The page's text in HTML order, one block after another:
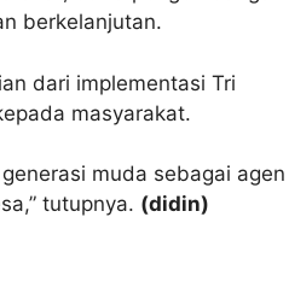
berkelanjutan.
dari implementasi Tri
masyarakat.
muda sebagai agen
tutupnya. (didin)